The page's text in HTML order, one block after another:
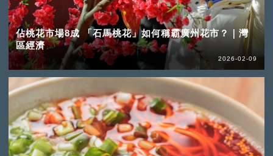
佔桃花市場8成 「石馬桃花」如何稱霸廣州花市？｜灣
區經濟
2026-02-09